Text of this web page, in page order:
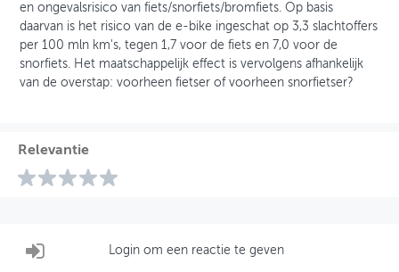
en ongevalsrisico van fiets/snorfiets/bromfiets. Op basis
daarvan is het risico van de e-bike ingeschat op 3,3 slachtoffers
per 100 mln km's, tegen 1,7 voor de fiets en 7,0 voor de
snorfiets. Het maatschappelijk effect is vervolgens afhankelijk
van de overstap: voorheen fietser of voorheen snorfietser?
Relevantie
Login om een reactie te geven